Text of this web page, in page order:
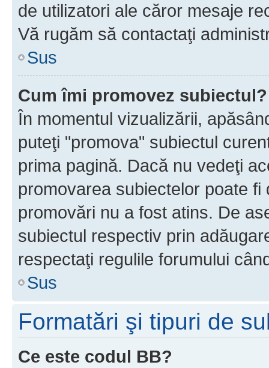
de utilizatori ale căror mesaje
Vă rugăm să contactaţi
Sus
Cum îmi promovez subiectul?
În momentul vizualizării,
puteţi "promova" subiectul
prima pagină. Dacă nu vedeţi
promovarea subiectelor poate
promovări nu a fost atins. De
subiectul respectiv prin
respectaţi regulile forumului
Sus
Formatări şi tipuri de
Ce este codul BB?